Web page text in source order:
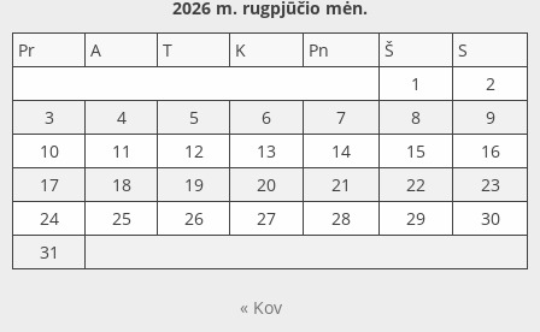
2026 m. rugpjūčio mėn.
Pr
A T K Pn Š
S
1
2
3
4 5 6 7 8
9
10
11 12 13 14 15
16
17
18 19 20 21 22
23
24
25 26 27 28 29
30
31
« Kov